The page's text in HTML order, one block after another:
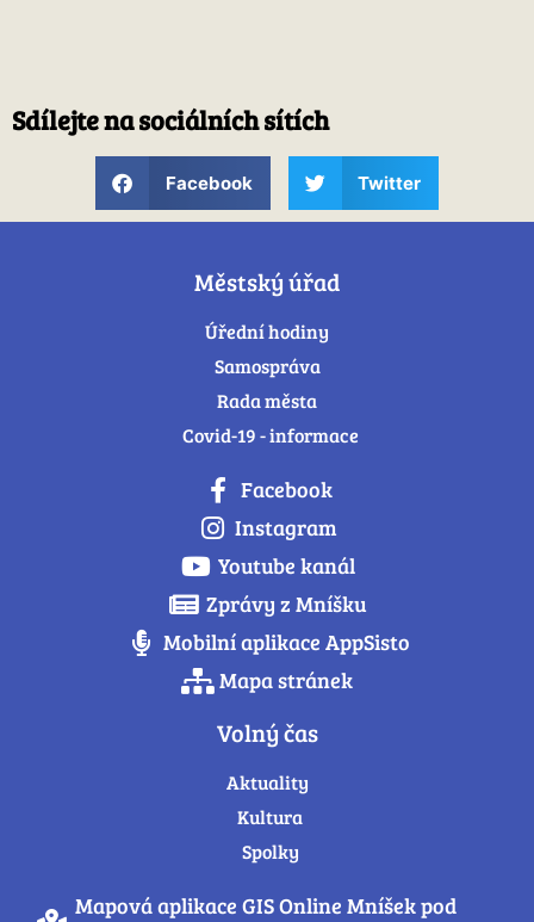
Sdílejte na sociálních sítích
Facebook Twitter
Městský úřad
Úřední hodiny
Samospráva
Rada města
Covid-19 - informace
Facebook
Instagram
Youtube kanál
Zprávy z Mníšku
Mobilní aplikace AppSisto
Mapa stránek
Volný čas
Aktuality
Kultura
Spolky
Mapová aplikace GIS Online Mníšek pod